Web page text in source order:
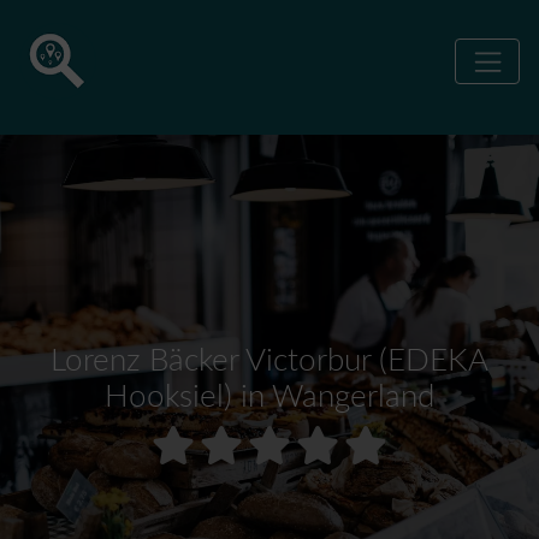
Lorenz Bäcker Victorbur (EDEKA
Hooksiel) in Wangerland